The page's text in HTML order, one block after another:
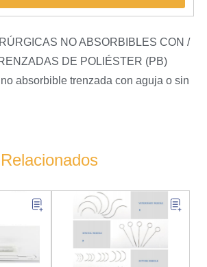
NO ABSORBIBLES CON /
DE POLIÉSTER (PB)
absorbible trenzada con aguja o sin